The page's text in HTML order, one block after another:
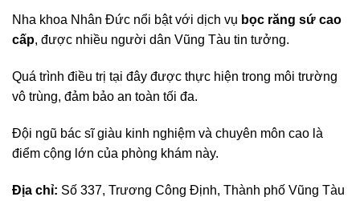
Nha khoa Nhân Đức nổi bật với dịch vụ bọc răng sứ cao
cấp, được nhiều người dân Vũng Tàu tin tưởng.
Quá trình điều trị tại đây được thực hiện trong môi trường
vô trùng, đảm bảo an toàn tối đa.
Đội ngũ bác sĩ giàu kinh nghiệm và chuyên môn cao là
điểm cộng lớn của phòng khám này.
Địa chỉ: Số 337, Trương Công Định, Thành phố Vũng Tàu